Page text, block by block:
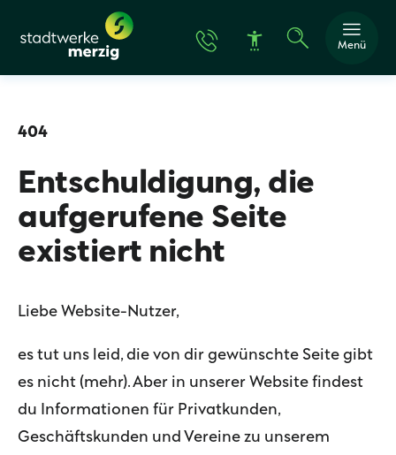
Menü
404
Entschuldigung, die
aufgerufene Seite
existiert nicht
Liebe Website-Nutzer,
es tut uns leid, die von dir gewünschte Seite gibt
es nicht (mehr). Aber in unserer Website findest
du Informationen für Privatkunden,
Geschäftskunden und Vereine zu unserem
Schrift
Zeilenabstand
Zeilenabstand
Graustufen